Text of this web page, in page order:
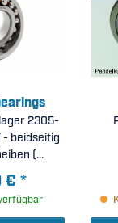
2305-
- beidseitig
(
)
€ *